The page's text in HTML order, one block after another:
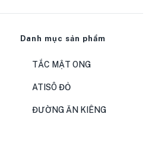
Danh mục sản phẩm
TẮC MẬT ONG
ATISÔ ĐỎ
ĐƯỜNG ĂN KIÊNG